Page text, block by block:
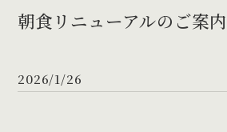
朝食リニューアルのご案内
2026/1/26